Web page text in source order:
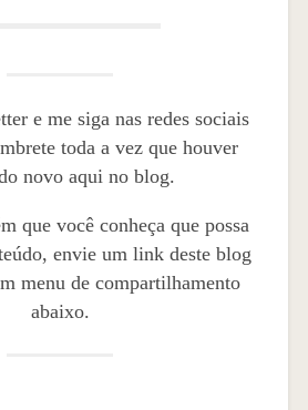
e me siga nas redes sociais
toda a vez que houver
novo aqui no blog.
que você conheça que possa
envie um link deste blog
menu de compartilhamento
abaixo.